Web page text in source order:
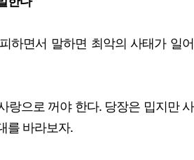
하면서 말하면 최악의 사태가 일어
랑으로 꺼야 한다. 당장은 밉지만 사
를 바라보자.